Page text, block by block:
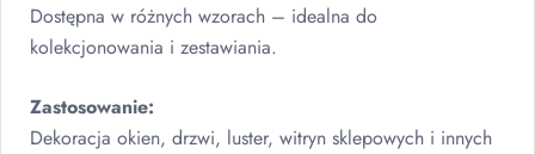
Dostępna w różnych wzorach – idealna do
kolekcjonowania i zestawiania.
Zastosowanie:
Dekoracja okien, drzwi, luster, witryn sklepowych i innych